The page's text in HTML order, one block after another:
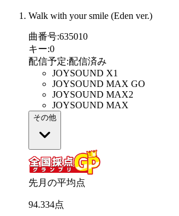
Walk with your smile (Eden ver.)
曲番号:635010
キー:0
配信予定:配信済み
JOYSOUND X1
JOYSOUND MAX GO
JOYSOUND MAX2
JOYSOUND MAX
その他
先月の平均点
94.334点